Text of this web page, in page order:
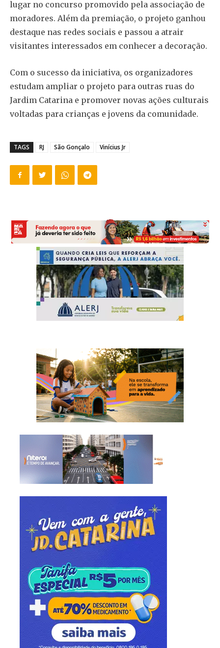
lugar no concurso promovido pela associação de
moradores. Além da premiação, o projeto ganhou
destaque nas redes sociais e passou a atrair
visitantes interessados em conhecer a decoração.
Com o sucesso da iniciativa, os organizadores
estudam ampliar o projeto para outras ruas do
Jardim Catarina e promover novas ações culturais
voltadas para crianças e jovens da comunidade.
TAGS RJ São Gonçalo Vinícius Jr